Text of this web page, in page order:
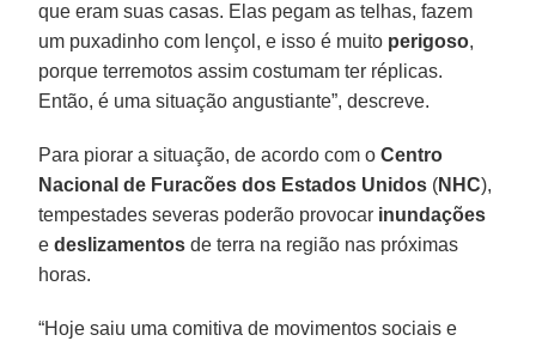
que eram suas casas. Elas pegam as telhas, fazem
um puxadinho com lençol, e isso é muito perigoso,
porque terremotos assim costumam ter réplicas.
Então, é uma situação angustiante”, descreve.
Para piorar a situação, de acordo com oCentro
Nacional de Furacões dos Estados Unidos (NHC),
tempestades severas poderão provocar inundações
edeslizamentos de terra na região nas próximas
horas.
“Hoje saiu uma comitiva de movimentos sociais e